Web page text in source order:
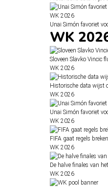
WK 2026
Unai Simón favoriet
WK
Sloveen Slavko Vincic
WK 2026
Historische data wijst
WK 2026
Unai Simón favoriet
WK 2026
FIFA gaat regels
WK 2026
De halve finales van
WK 2026